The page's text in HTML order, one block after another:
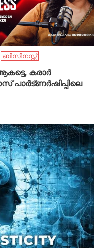
ബിസിനസ്സ്
കരാർ
പാർട്ണർഷിപ്പിലെ